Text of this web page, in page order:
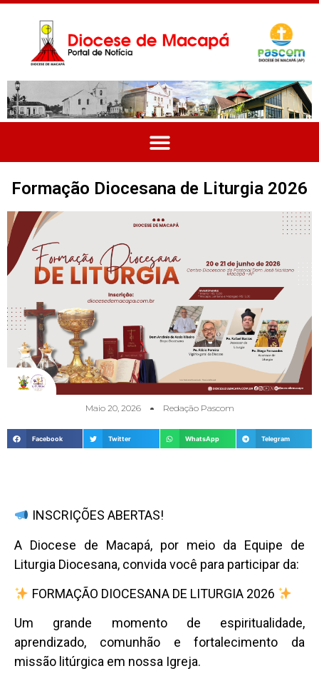
Formação Diocesana de Liturgia 2026
Maio 20, 2026 Redação Pascom
Facebook Twitter WhatsApp Telegram
INSCRIÇÕES ABERTAS!
A Diocese de Macapá, por meio da Equipe de
Liturgia Diocesana, convida você para participar da:
FORMAÇÃO DIOCESANA DE LITURGIA 2026
Um grande momento de espiritualidade,
aprendizado, comunhão e fortalecimento da
missão litúrgica em nossa Igreja.